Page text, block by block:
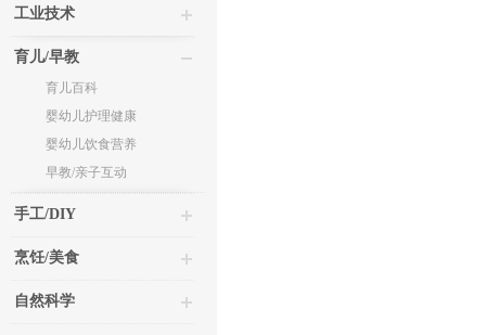
工业技术
育儿/早教
育儿百科
婴幼儿护理健康
婴幼儿饮食营养
早教/亲子互动
手工/DIY
烹饪/美食
自然科学